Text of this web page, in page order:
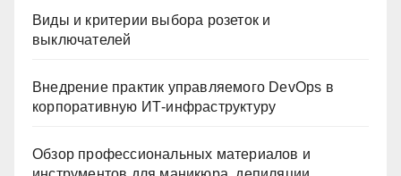
Виды и критерии выбора розеток и
выключателей
Внедрение практик управляемого DevOps в
корпоративную ИТ-инфраструктуру
Обзор профессиональных материалов и